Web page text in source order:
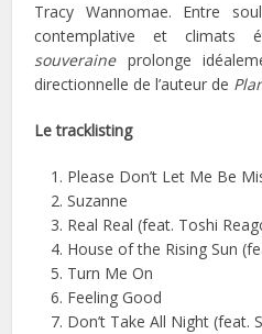
Tracy Wannomae. Entre
contemplative et climats
souveraine prolonge
directionnelle de l’auteur de
Le tracklisting
Please Don’t Let Me Be
Suzanne
Real Real (feat. Toshi
House of the Rising Sun
Turn Me On
Feeling Good
Don’t Take All Night (feat.